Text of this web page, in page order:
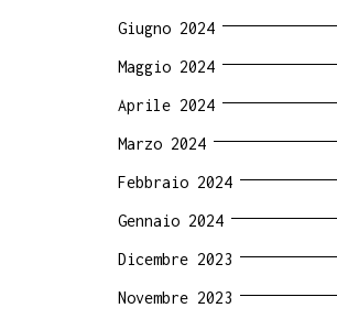
Giugno 2024
Maggio 2024
Aprile 2024
Marzo 2024
Febbraio 2024
Gennaio 2024
Dicembre 2023
Novembre 2023